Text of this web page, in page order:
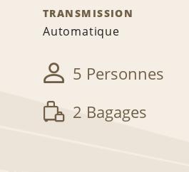
TRANSMISSION
Automatique
5 Personnes
2 Bagages